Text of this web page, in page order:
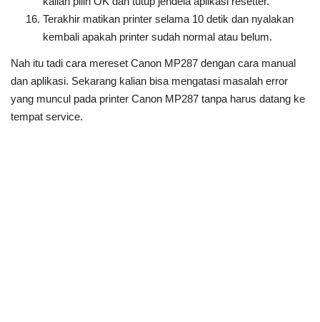
Terakhir matikan printer selama 10 detik dan nyalakan
kembali apakah printer sudah normal atau belum.
Nah itu tadi cara mereset Canon MP287 dengan cara manual
dan aplikasi. Sekarang kalian bisa mengatasi masalah error
yang muncul pada printer Canon MP287 tanpa harus datang ke
tempat service.